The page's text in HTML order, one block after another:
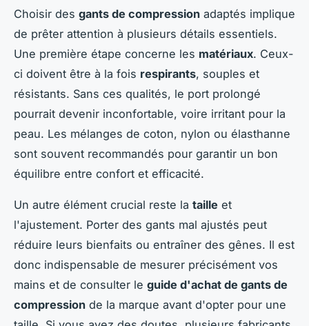
Choisir des gants de compression adaptés implique
de prêter attention à plusieurs détails essentiels.
Une première étape concerne les matériaux. Ceux-
ci doivent être à la fois respirants, souples et
résistants. Sans ces qualités, le port prolongé
pourrait devenir inconfortable, voire irritant pour la
peau. Les mélanges de coton, nylon ou élasthanne
sont souvent recommandés pour garantir un bon
équilibre entre confort et efficacité.
Un autre élément crucial reste la taille et
l'ajustement. Porter des gants mal ajustés peut
réduire leurs bienfaits ou entraîner des gênes. Il est
donc indispensable de mesurer précisément vos
mains et de consulter le guide d'achat de gants de
compression de la marque avant d'opter pour une